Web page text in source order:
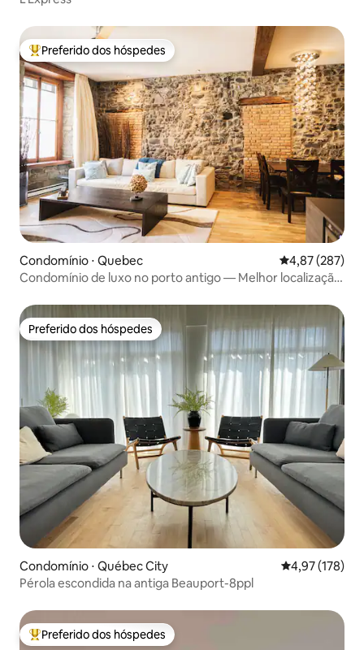
Entre os melhores preferidos dos hóspedes
Preferido dos hóspedes
Condomínio ⋅ Quebec 4,87 de uma
4,87 (287)
Condomínio de luxo no porto antigo — Melhor localização
Preferido dos hóspedes
Preferido dos hóspedes
Condomínio ⋅ Québec City 4,97 de uma
4,97 (178)
Pérola escondida na antiga Beauport-8ppl
Entre os melhores preferidos dos hóspedes
Preferido dos hóspedes